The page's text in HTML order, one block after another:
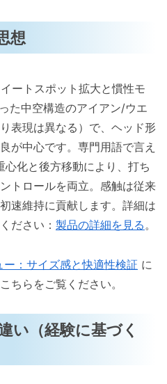
イントと注意点
方（短評と推奨）
について
り扱い
ット（正直な評価）
2E 240を買うべきか（総
基づく検証結果）
な使用感）
想
ートスポット拡大と慣性モ
た中空構造のアイアン/ウエ
表現は異なる）で、ヘッド形
が中心です。専門用語で言え
化と後方移動により、打ち
トロールを両立。感触は従来
速維持に貢献します。詳細は
ださい： 製品の詳細を見る。
：サイズ感と快適性検証 に
ちらをご覧ください。
い（経験に基づく